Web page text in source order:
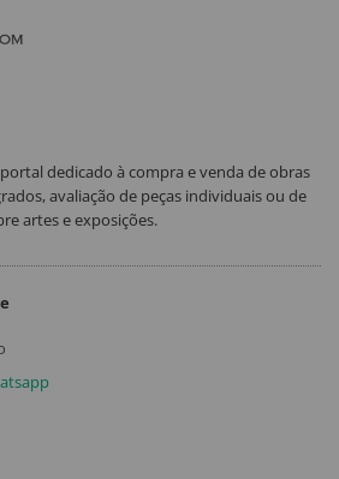
dedicado à compra e venda de obras
avaliação de peças individuais ou de
artes e exposições.